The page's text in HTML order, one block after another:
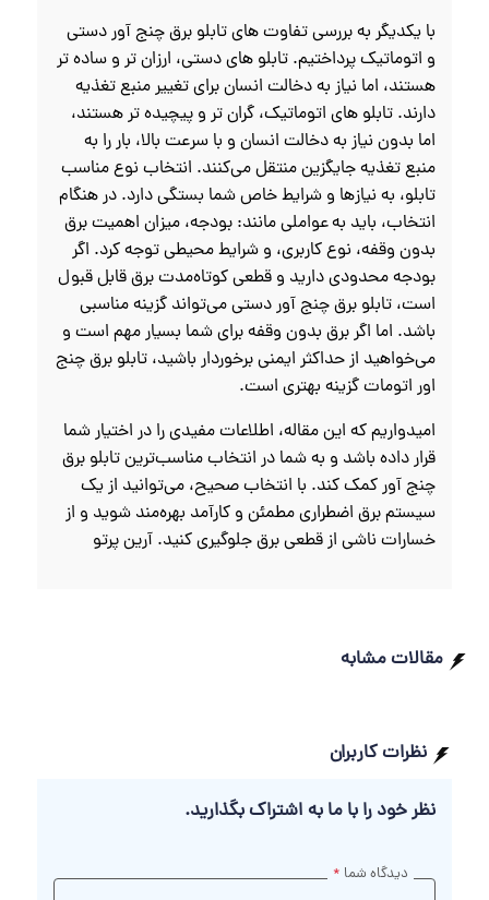
با یکدیگر به بررسی تفاوت‌ های تابلو برق چنج آور دستی
و اتوماتیک پرداختیم. تابلو های دستی، ارزان‌ تر و ساده‌ تر
هستند، اما نیاز به دخالت انسان برای تغییر منبع تغذیه
دارند. تابلو های اتوماتیک، گران‌ تر و پیچیده‌ تر هستند،
اما بدون نیاز به دخالت انسان و با سرعت بالا، بار را به
منبع تغذیه جایگزین منتقل می‌کنند. انتخاب نوع مناسب
تابلو، به نیازها و شرایط خاص شما بستگی دارد. در هنگام
انتخاب، باید به عواملی مانند: بودجه، میزان اهمیت برق
بدون وقفه، نوع کاربری، و شرایط محیطی توجه کرد. اگر
بودجه محدودی دارید و قطعی کوتاه‌مدت برق قابل قبول
است، تابلو برق چنج آور دستی می‌تواند گزینه مناسبی
باشد. اما اگر برق بدون وقفه برای شما بسیار مهم است و
می‌خواهید از حداکثر ایمنی برخوردار باشید، تابلو برق چنج
اور اتومات گزینه بهتری است.
امیدواریم که این مقاله، اطلاعات مفیدی را در اختیار شما
قرار داده باشد و به شما در انتخاب مناسب‌ترین تابلو برق
چنج آور کمک کند. با انتخاب صحیح، می‌توانید از یک
سیستم برق اضطراری مطمئن و کارآمد بهره‌مند شوید و از
خسارات ناشی از قطعی برق جلوگیری کنید. آرین پرتو
مقالات مشابه
نظرات کاربران
نظر خود را با ما به اشتراک بگذارید.
دیدگاه شما *